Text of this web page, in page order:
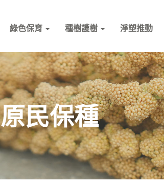
綠色保育 種樹護樹 淨塑推動
原民保種